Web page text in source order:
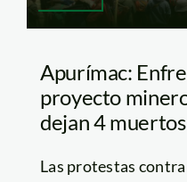
Apurímac:
proyecto
dejan 4
Las protestas